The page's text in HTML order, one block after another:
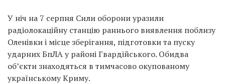
У ніч на 7 серпня Сили оборони уразили
радіолокаційну станцію раннього виявлення поблизу
Оленівки і місце зберігання, підготовки та пуску
ударних БпЛА у районі Гвардійського. Обидва
об’єкти знаходяться в тимчасово окупованому
українському Криму.